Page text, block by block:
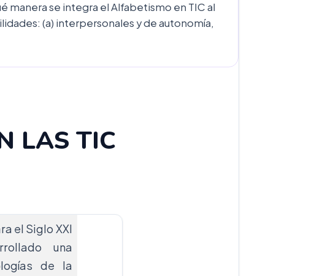
se integra el Alfabetismo en TIC al
(a) interpersonales y de autonomía,
LAS TIC
el Siglo XXl
una
de la